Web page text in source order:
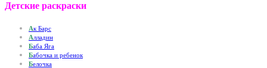
Детские раскраски
Ак Барс
Алладин
Баба Яга
Бабочка и ребенок
Белочка